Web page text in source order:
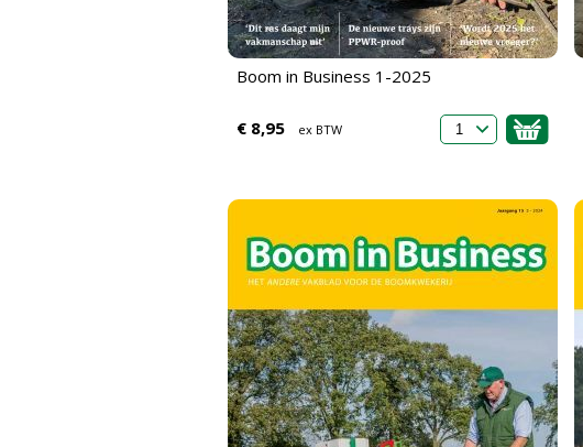
Boom in Business 1-2025
€ 8,95 ex BTW